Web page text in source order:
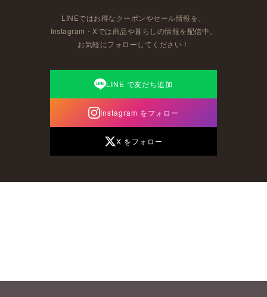
LINEではお得なクーポンやセール情報を、
Instagram・Xでは商品や暮らしの情報を配信中。
お気軽にフォローしてください！
LINE で友だち追加
Instagram をフォロー
X をフォロー